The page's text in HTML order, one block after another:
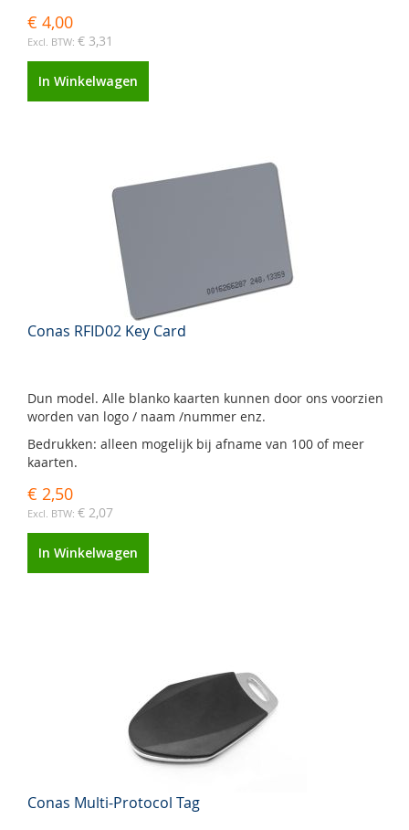
€ 4,00
€ 3,31
In Winkelwagen
Conas RFID02 Key Card
Dun model. Alle blanko kaarten kunnen door ons voorzien
worden van logo / naam /nummer enz.
Bedrukken: alleen mogelijk bij afname van 100 of meer
kaarten.
€ 2,50
€ 2,07
In Winkelwagen
Conas Multi-Protocol Tag